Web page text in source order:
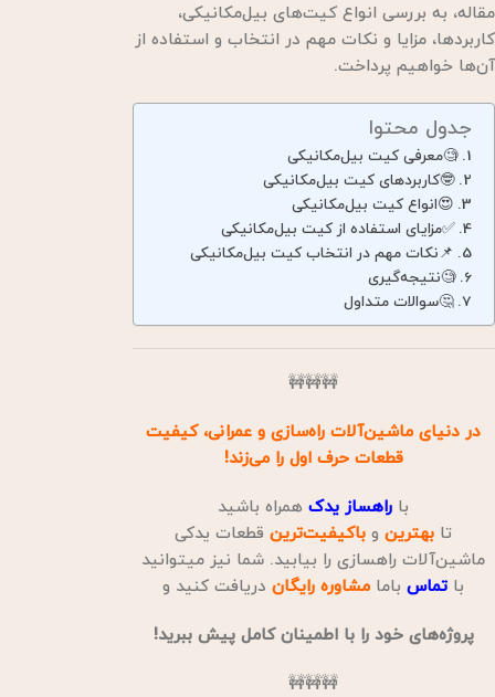
مقاله، به بررسی انواع کیت‌های بیل‌مکانیکی،
کاربردها، مزایا و نکات مهم در انتخاب و استفاده از
آن‌ها خواهیم پرداخت.
جدول محتوا
🧐معرفی کیت بیل‌مکانیکی
🤓کاربردهای کیت بیل‌مکانیکی
😍انواع کیت بیل‌مکانیکی
✅مزایای استفاده از کیت بیل‌مکانیکی
📌نکات مهم در انتخاب کیت بیل‌مکانیکی
🧐نتیجه‌گیری
🤔سوالات متداول
🚧🚧🚧
در دنیای ماشین‌آلات راه‌سازی و عمرانی، کیفیت
قطعات حرف اول را می‌زند!
با راهساز یدک همراه باشید
تا بهترین و باکیفیت‌ترین قطعات یدکی
ماشین‌آلات راهسازی را بیابید. شما نیز میتوانید
با تماس باما مشاوره رایگان دریافت کنید و
پروژه‌های خود را با اطمینان کامل پیش ببرید!
🚧🚧🚧